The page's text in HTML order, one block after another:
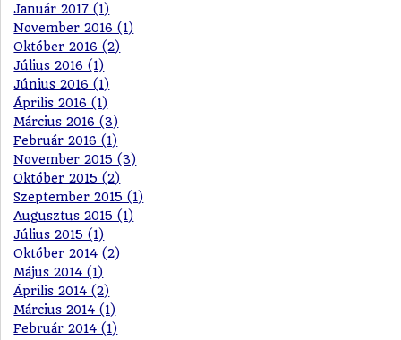
Január 2017 (1)
November 2016 (1)
Október 2016 (2)
Július 2016 (1)
Június 2016 (1)
Április 2016 (1)
Március 2016 (3)
Február 2016 (1)
November 2015 (3)
Október 2015 (2)
Szeptember 2015 (1)
Augusztus 2015 (1)
Július 2015 (1)
Október 2014 (2)
Május 2014 (1)
Április 2014 (2)
Március 2014 (1)
Február 2014 (1)